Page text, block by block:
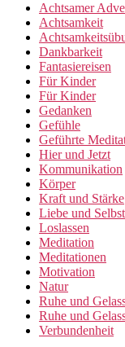
Achtsamer
Achtsamkeit
Dankbarkeit
Fantasiereisen
Für Kinder
Für Kinder
Gedanken
Gefühle
Geführte
Hier und Jetzt
Kommunikation
Körper
Kraft und Stärke
Liebe und
Loslassen
Meditation
Meditationen
Motivation
Natur
Ruhe und
Ruhe und
Verbundenheit